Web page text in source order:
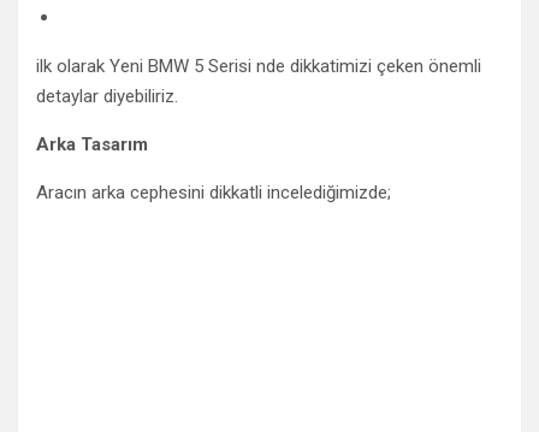
ilk olarak Yeni BMW 5 Serisi nde dikkatimizi çeken önemli
detaylar diyebiliriz.
Arka Tasarım
Aracın arka cephesini dikkatli incelediğimizde;